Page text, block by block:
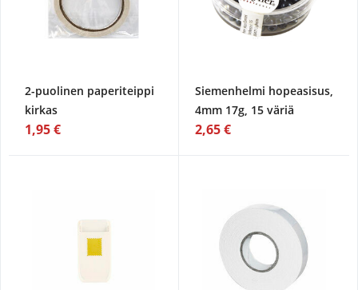
2-puolinen paperiteippi
kirkas
1,95 €
Siemenhelmi hopeasisus,
4mm 17g, 15 väriä
2,65 €